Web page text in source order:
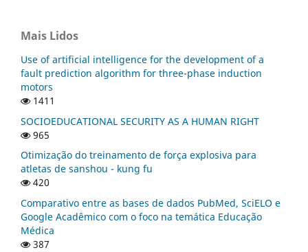
Mais Lidos
Use of artificial intelligence for the development of a
fault prediction algorithm for three-phase induction
motors
1411
SOCIOEDUCATIONAL SECURITY AS A HUMAN RIGHT
965
Otimização do treinamento de força explosiva para
atletas de sanshou - kung fu
420
Comparativo entre as bases de dados PubMed, SciELO e
Google Acadêmico com o foco na temática Educação
Médica
387